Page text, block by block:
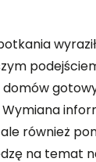
również
na temat